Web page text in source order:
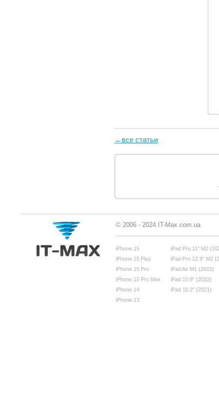
←все статьи
© 2006 - 2024 IT-Max.com.ua
iPhone 15
iPhone 15 Plus
iPhone 15 Pro
iPhone 15 Pro Max
iPhone 14
iPhone 13
iPad Pro 11" M2
iPad Pro 12.9" M2
iPad Air M1 (2022)
iPad 10.9" (2022)
iPad 10.2" (2021)